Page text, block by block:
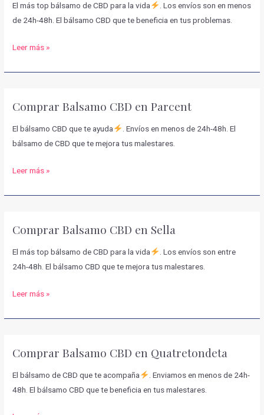
El más top bálsamo de CBD para la vida
. Los envíos son en menos
de 24h-48h. El bálsamo CBD que te beneficia en tus problemas.
Comprar
Benijófar
Leer más »
Comprar Balsamo CBD en Parcent
El bálsamo CBD que te ayuda
. Envíos en menos de 24h-48h. El
bálsamo de CBD que te mejora tus malestares.
Comprar
CBD
Parcent
Leer más »
Comprar Balsamo CBD en Sella
El más top bálsamo de CBD para la vida
. Los envíos son entre
24h-48h. El bálsamo CBD que te mejora tus malestares.
Comprar
CBD
Sella
Leer más »
Comprar Balsamo CBD en Quatretondeta
El bálsamo de CBD que te acompaña
. Enviamos en menos de 24h-
48h. El bálsamo CBD que te beneficia en tus malestares.